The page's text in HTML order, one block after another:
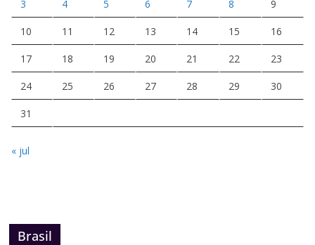
3 4 5 6 7 8 9
10 11 12 13 14 15 16
17 18 19 20 21 22 23
24 25 26 27 28 29 30
31
« jul
Brasil